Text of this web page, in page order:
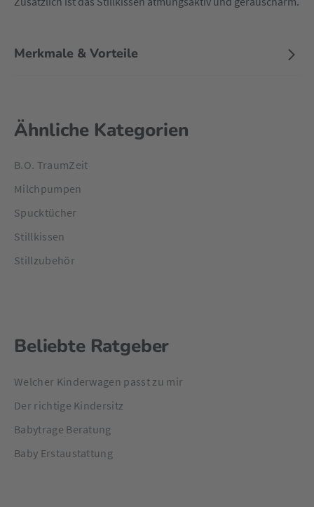
Merkmale & Vorteile
Ähnliche Kategorien
B.O. TraumZeit
Milchpumpen
Spucktücher
Stillkissen
Stillzubehör
Beliebte Ratgeber
Welcher Kinderwagen passt zu mir
Der richtige Kindersitz
Babytrage Beratung
Baby Erstaustattung